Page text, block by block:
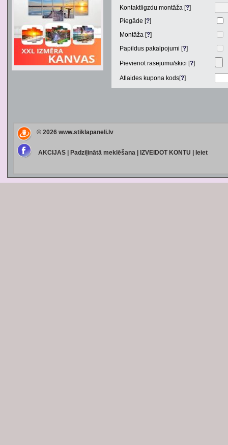
Kontaktligzdu montāža [?]
Piegāde [?]
Montāža [?]
Papildus pakalpojumi [?]
Pievienot rasējumu/skici [?]
Atlaides kupona kods[?]
© 2026 www.stiklapaneli.lv
AKCIJAS| Padziļinātā meklēšana| IZVEIDOT KONTU Ieiet